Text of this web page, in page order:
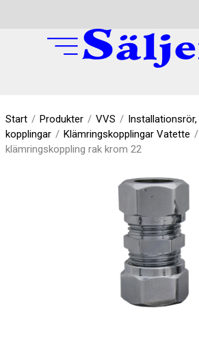
Start / Produkter / VVS / Installationsrör,
kopplingar / Klämringskopplingar Vatette /
klämringskoppling rak krom 22